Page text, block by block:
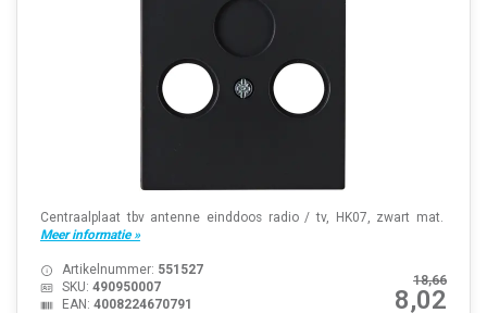
Centraalplaat tbv antenne einddoos radio / tv, HK07, zwart mat.
Meer informatie »
18,66
8,02
Artikelnummer: 551527
SKU: 490950007
EAN: 4008224670791